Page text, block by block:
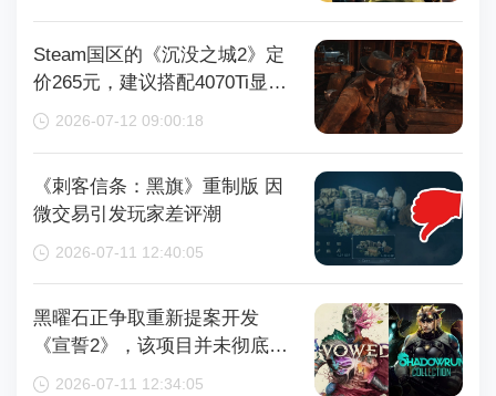
Steam国区的《沉没之城2》定
价265元，建议搭配4070Ti显卡
以获得较好体验
2026-07-12 09:00:18
《刺客信条：黑旗》重制版 因
微交易引发玩家差评潮
2026-07-11 12:40:05
黑曜石正争取重新提案开发
《宣誓2》，该项目并未彻底取
消
2026-07-11 12:34:05